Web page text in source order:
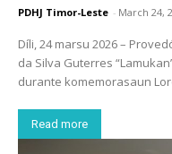
PDHJ Timor-Leste - March 24,
Díli, 24 marsu 2026 –
da Silva Guterres
durante komemorasaun
Read more